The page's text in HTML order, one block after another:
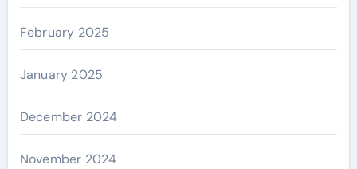
February 2025
January 2025
December 2024
November 2024